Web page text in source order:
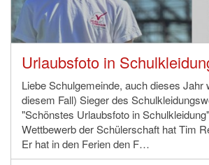
Urlaubsfoto in
Liebe Schulgemeinde, auch dieses Jahr
diesem Fall) Sieger des
"Schönstes Urlaubsfoto in
Wettbewerb der Schülerschaft hat Tim
Er hat in den Ferien den F…